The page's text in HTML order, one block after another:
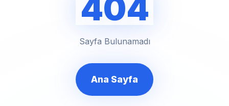
404
Sayfa Bulunamadı
Ana Sayfa